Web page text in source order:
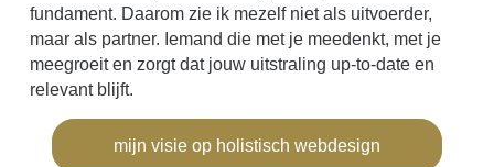
fundament. Daarom zie ik mezelf niet als uitvoerder,
maar als partner. Iemand die met je meedenkt, met je
meegroeit en zorgt dat jouw uitstraling up-to-date en
relevant blijft.
mijn visie op holistisch webdesign